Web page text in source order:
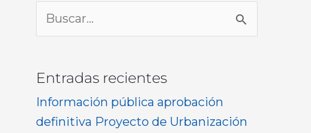
Buscar
por:
Entradas recientes
Información pública aprobación
definitiva Proyecto de Urbanización